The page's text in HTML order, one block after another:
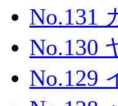
No.131
No.130
No.129